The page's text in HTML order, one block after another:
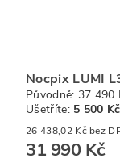
Nocpix LUMI
Původně: 37 490
Ušetříte: 5 500
26 438,02 Kč
31 990 Kč